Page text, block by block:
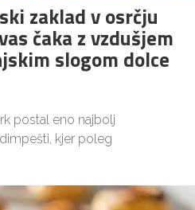
zaklad v osrčju
čaka z vzdušjem
slogom dolce
postal eno najbolj
kjer poleg